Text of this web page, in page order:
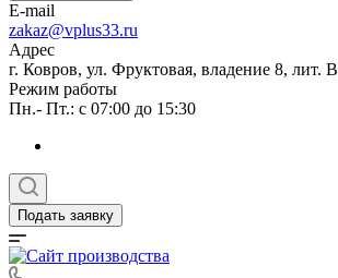
E-mail
zakaz@vplus33.ru
Адрес
г. Ковров, ул. Фруктовая, владение 8, лит. В
Режим работы
Пн.- Пт.: с 07:00 до 15:30
Подать заявку